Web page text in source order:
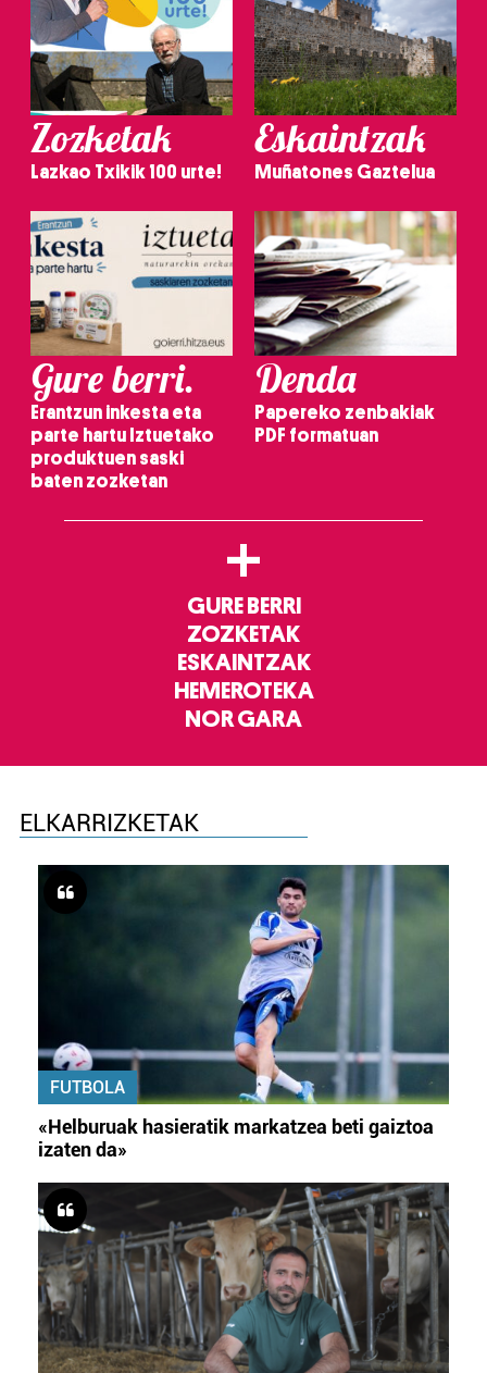
Zozketak
Lazkao Txikik 100 urte!
Eskaintzak
Muñatones Gaztelua
Gure berri.
Erantzun inkesta eta
parte hartu Iztuetako
produktuen saski
baten zozketan
Denda
Papereko zenbakiak
PDF formatuan
+
GURE BERRI
ZOZKETAK
ESKAINTZAK
HEMEROTEKA
NOR GARA
ELKARRIZKETAK
FUTBOLA
«Helburuak hasieratik markatzea beti gaiztoa
izaten da»